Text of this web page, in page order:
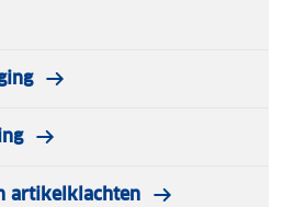
artikelklachten